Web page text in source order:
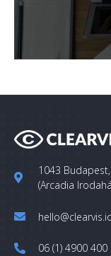
1043
(Arcadia
06 (1) 4900 400